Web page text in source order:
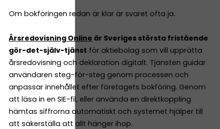
Om bokföringen redan är klar är svaret ofta ja.
Årsredovisning Online är Sveriges största fristående
gör-det-själv-tjänst för aktiebolag som vill upprätta
årsredovisning och deklaration digitalt. Tjänsten guidar
användaren steg-för-steg genom processen och
anpassar innehållet efter företagets bokföring. Genom
att läsa in en SIE-fil, eller använda en direktkoppling
hämtas siffrorna automatiskt och systemet hjälper till
att säkerställa att allt hänger ihop.